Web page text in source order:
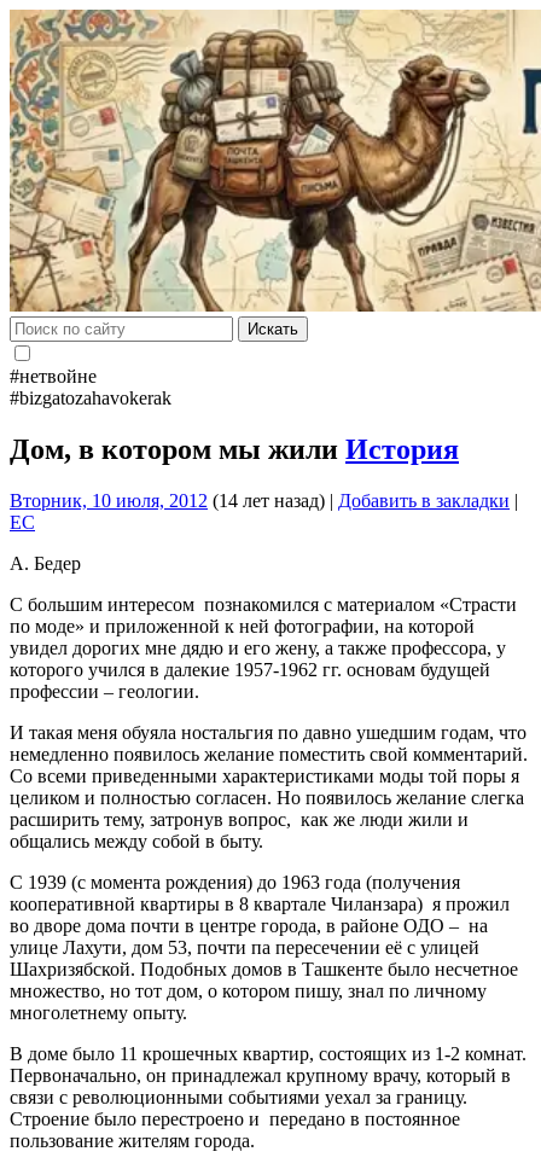
Искать
#нетвойне
#bizgatozahavokerak
Дом, в котором мы жили История
Вторник, 10 июля, 2012 (14 лет назад) | Добавить в закладки |
EC
А. Бедер
С большим интересом познакомился с материалом «Страсти
по моде» и приложенной к ней фотографии, на которой
увидел дорогих мне дядю и его жену, а также профессора, у
которого учился в далекие 1957-1962 гг. основам будущей
профессии – геологии.
И такая меня обуяла ностальгия по давно ушедшим годам, что
немедленно появилось желание поместить свой комментарий.
Со всеми приведенными характеристиками моды той поры я
целиком и полностью согласен. Но появилось желание слегка
расширить тему, затронув вопрос, как же люди жили и
общались между собой в быту.
С 1939 (с момента рождения) до 1963 года (получения
кооперативной квартиры в 8 квартале Чиланзара) я прожил
во дворе дома почти в центре города, в районе ОДО – на
улице Лахути, дом 53, почти па пересечении её с улицей
Шахризябской. Подобных домов в Ташкенте было несчетное
множество, но тот дом, о котором пишу, знал по личному
многолетнему опыту.
В доме было 11 крошечных квартир, состоящих из 1-2 комнат.
Первоначально, он принадлежал крупному врачу, который в
связи с революционными событиями уехал за границу.
Строение было перестроено и передано в постоянное
пользование жителям города.